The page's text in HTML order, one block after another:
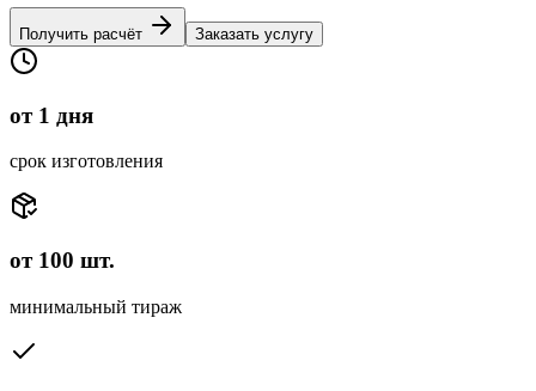
Получить расчёт Заказать услугу
от 1 дня
срок изготовления
от 100 шт.
минимальный тираж